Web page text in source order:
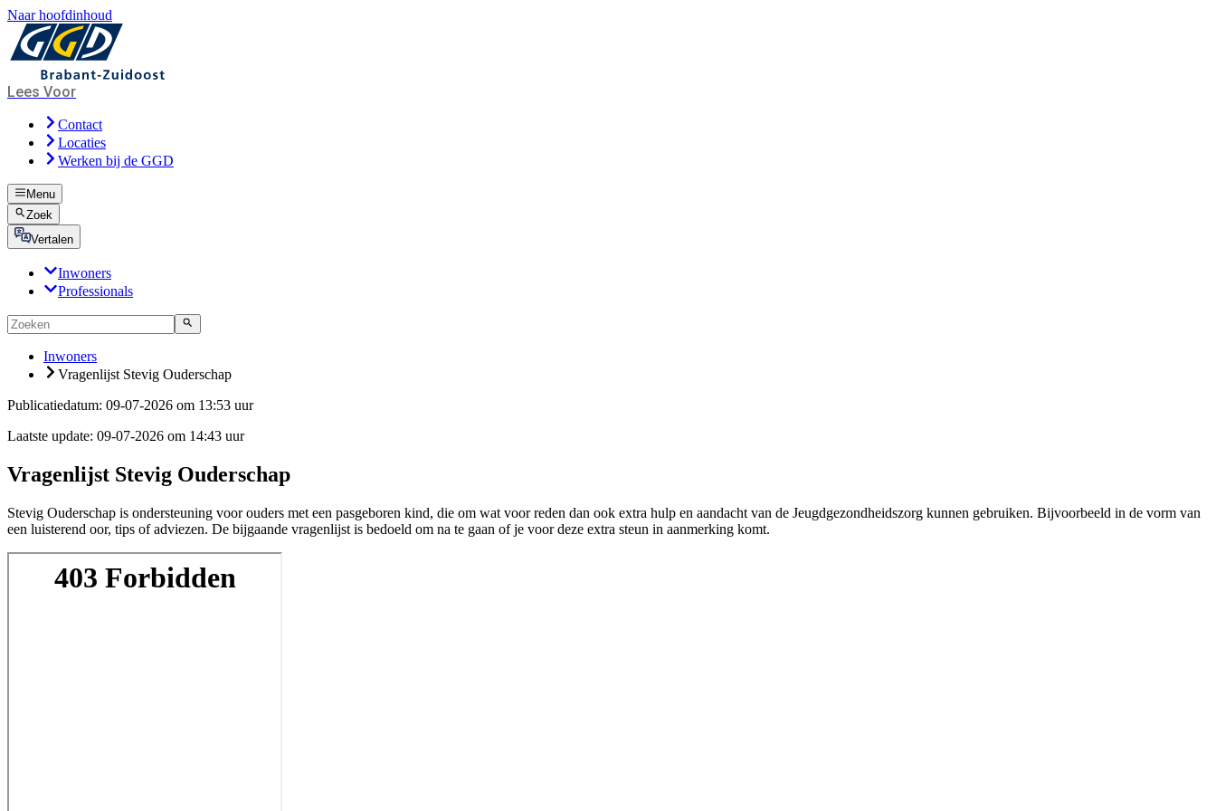
Naar hoofdinhoud
Lees Voor
Contact
Locaties
Werken bij de GGD
Menu
Zoek
Vertalen
Inwoners
Professionals
Inwoners
Vragenlijst Stevig Ouderschap
Publicatiedatum: 09-07-2026 om 13:53 uur
Laatste update: 09-07-2026 om 14:43 uur
Vragenlijst Stevig Ouderschap
Stevig Ouderschap is ondersteuning voor ouders met een pasgeboren kind, die om wat voor reden dan ook extra hulp en aandacht van de Jeugdgezondheidszorg kunnen gebruiken. Bijvoorbeeld in de vorm van
een luisterend oor, tips of adviezen. De bijgaande vragenlijst is bedoeld om na te gaan of je voor deze extra steun in aanmerking komt.